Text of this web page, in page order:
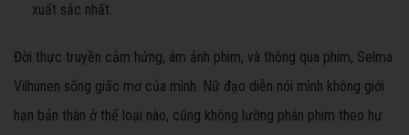
xuất sắc nhất.
Đời thực truyền cảm hứng, ám ảnh phim, và thông qua phim, Selma
Vilhunen sống giấc mơ của mình. Nữ đạo diễn nói mình không giới
hạn bản thân ở thể loại nào, cũng không lưỡng phân phim theo hư